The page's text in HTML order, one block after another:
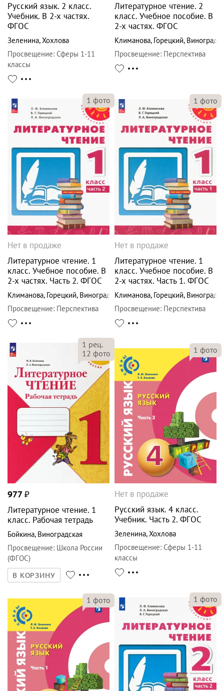
Русский язык. 2 класс.
Учебник. В 2-х частях.
ФГОС
Зеленина,Хохлова
Просвещение: Сферы 1-11
классы
Литературное чтение. 2
класс. Учебное пособие. В
2-х частях. ФГОС
Климанова, Горецкий,
Просвещение: Перспектива
1 фото
Нет в продаже
Литературное чтение. 1
класс. Учебное пособие. В
2-х частях. Часть 2. ФГОС
Климанова, Горецкий, Виноградская
Просвещение: Перспектива
1 фото
Нет в продаже
Литературное чтение. 1
класс. Учебное пособие. В
2-х частях. Часть 1. ФГОС
Климанова, Горецкий,
Просвещение: Перспектива
1 рец.
12 фото
977₽
Литературное чтение. 1
класс. Рабочая тетрадь
Бойкина, Виноградская
Просвещение: Школа России
(ФГОС)
В КОРЗИНУ
1 фото
Нет в продаже
Русский язык. 4 класс.
Учебник. Часть 2. ФГОС
Зеленина, Хохлова
Просвещение: Сферы 1-11
классы
1 фото 1 фото